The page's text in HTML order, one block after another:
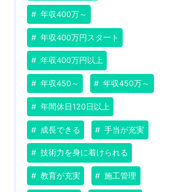
年収400万～
年収400万円スタート
年収400万円以上
年収450～ 年収450万～
年間休日120日以上
成長できる 手当が充実
技術力を身に着けられる
教育が充実 施工管理